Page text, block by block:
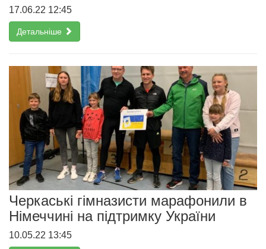
17.06.22 12:45
Детальніше
Черкаські гімназисти марафонили в
Німеччині на підтримку України
10.05.22 13:45